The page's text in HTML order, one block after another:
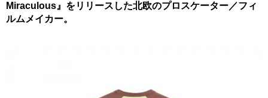
Miraculous』をリリースした北欧のプロスケーター／フィ
ルムメイカー。